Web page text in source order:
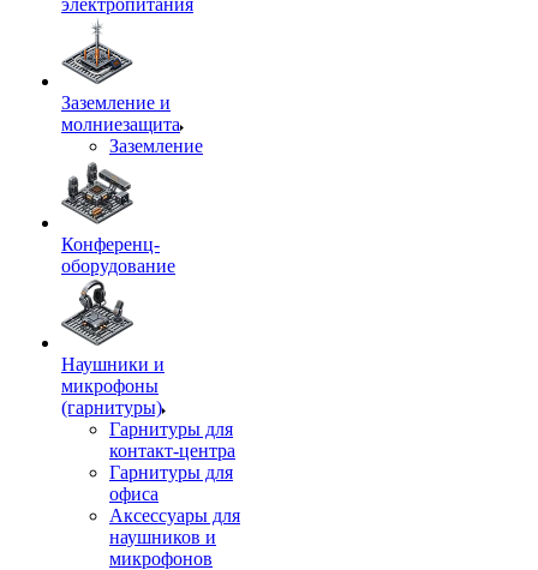
электропитания
Заземление и
молниезащита
Заземление
Конференц-
оборудование
Наушники и
микрофоны
(гарнитуры)
Гарнитуры для
контакт-центра
Гарнитуры для
офиса
Аксессуары для
наушников и
микрофонов